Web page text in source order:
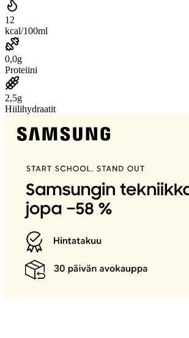
12
kcal/100ml
0,0g
Proteiini
2,5g
Hiilihydraatit